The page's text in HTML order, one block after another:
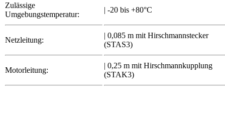
Zulässige
Umgebungstemperatur:
| -20 bis +80°C
Netzleitung:
| 0,085 m mit Hirschmannstecker
(STAS3)
Motorleitung:
| 0,25 m mit Hirschmannkupplung
(STAK3)